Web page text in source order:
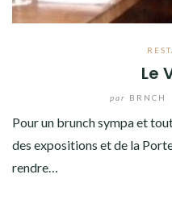
Le
par BRNCH
Pour un brunch sympa et
des expositions et de la
rendre…